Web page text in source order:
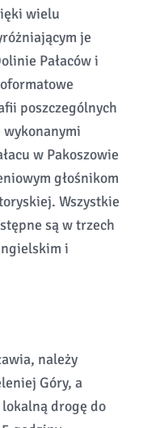
wielu
je
Pałaców i
poszczególnych
wykonanymi
w Pakoszowie
głośnikom
Wszystkie
są w trzech
i
należy
Góry, a
drogę do